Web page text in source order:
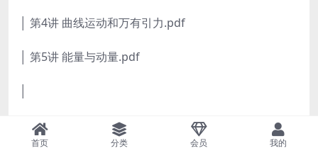
│ 第4讲 曲线运动和万有引力.pdf
│ 第5讲 能量与动量.pdf
└─【秋季】电磁学零基础
首页 分类 会员 我的